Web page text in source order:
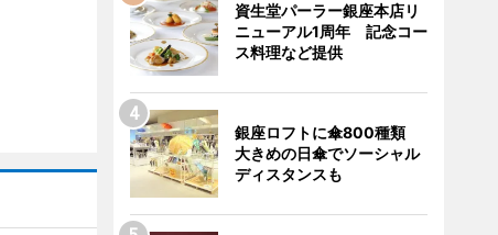
資生堂パーラー銀座本店リ
ニューアル1周年 記念コー
ス料理など提供
銀座ロフトに傘800種類
大きめの日傘でソーシャル
ディスタンスも